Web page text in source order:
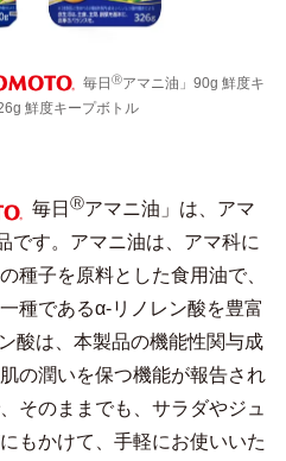
毎日 Ⓡアマニ油」90g 鮮度キ
鮮度キープボトル
毎日 Ⓡアマニ油」は、アマ
です。アマニ油は、アマ科に
種子を原料とした食用油で、
種であるα-リノレン酸を豊富
酸は、本製品の機能性関与成
の潤いを保つ機能が報告され
そのままでも、サラダやジュ
もかけて、手軽にお使いいた